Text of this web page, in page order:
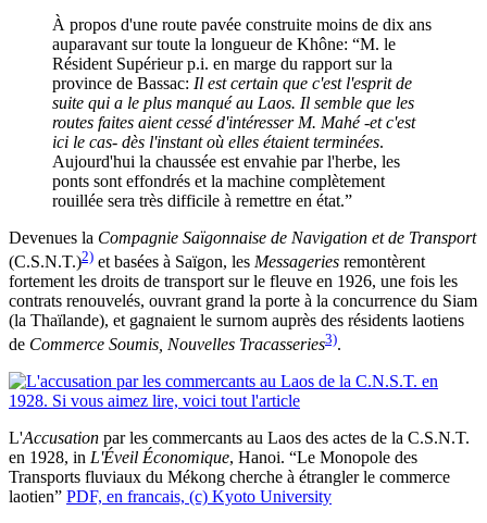
À propos d'une route pavée construite moins de dix ans
auparavant sur toute la longueur de Khône: “M. le
Résident Supérieur p.i. en marge du rapport sur la
province de Bassac: Il est certain que c'est l'esprit de
suite qui a le plus manqué au Laos. Il semble que les
routes faites aient cessé d'intéresser M. Mahé -et c'est
ici le cas- dès l'instant où elles étaient terminées.
Aujourd'hui la chaussée est envahie par l'herbe, les
ponts sont effondrés et la machine complètement
rouillée sera très difficile à remettre en état.”
Devenues la Compagnie Saïgonnaise de Navigation et de Transport
(C.S.N.T.)2) et basées à Saïgon, les Messageries remontèrent
fortement les droits de transport sur le fleuve en 1926, une fois les
contrats renouvelés, ouvrant grand la porte à la concurrence du Siam
(la Thaïlande), et gagnaient le surnom auprès des résidents laotiens
de Commerce Soumis, Nouvelles Tracasseries3).
L'Accusation par les commercants au Laos des actes de la C.S.N.T.
en 1928, in L'Éveil Économique, Hanoi. “Le Monopole des
Transports fluviaux du Mékong cherche à étrangler le commerce
laotien” PDF, en francais, (c) Kyoto University